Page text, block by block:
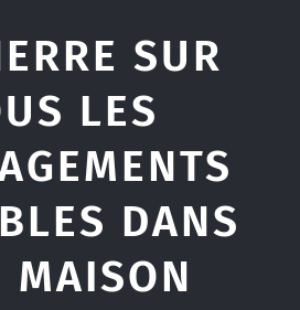
SUR
LES
DANS
MAISON